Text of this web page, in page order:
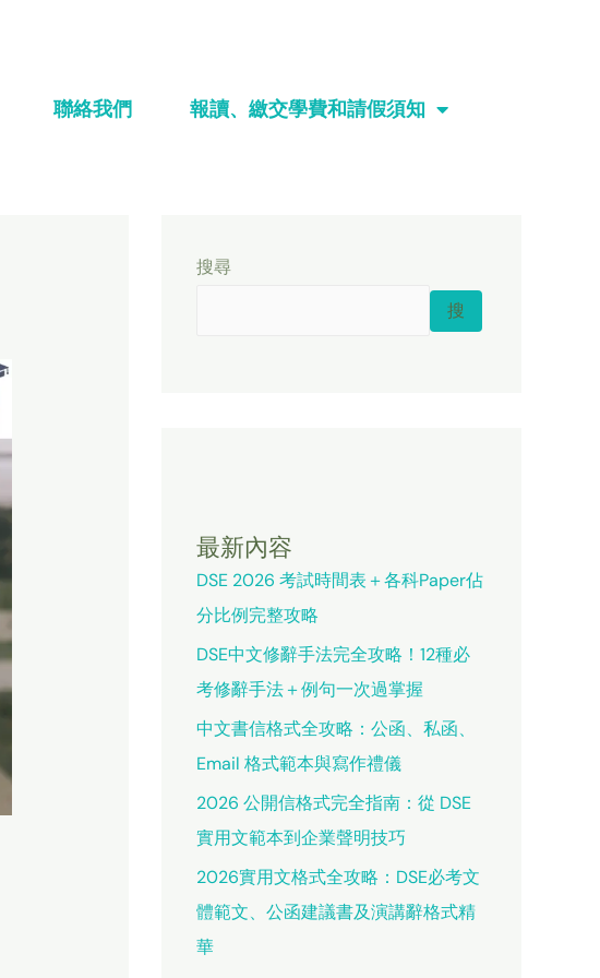
聯絡我們 報讀、繳交學費和請假須知
搜尋
搜
最新內容
DSE 2026 考試時間表＋各科Paper佔
分比例完整攻略
DSE中文修辭手法完全攻略！12種必
考修辭手法＋例句一次過掌握
中文書信格式全攻略：公函、私函、
Email 格式範本與寫作禮儀
2026 公開信格式完全指南：從 DSE
實用文範本到企業聲明技巧
2026實用文格式全攻略：DSE必考文
體範文、公函建議書及演講辭格式精
華